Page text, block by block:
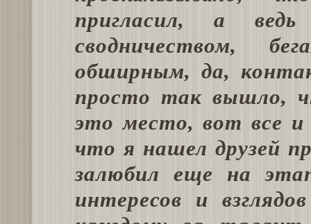
пригласил, а
сводничеством,
обширным, да,
просто так вышло,
это место, вот все
что я нашел друзей
залюбил еще на
интересов и